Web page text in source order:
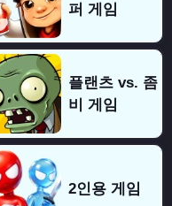
퍼 게임
플랜츠 vs. 좀
비 게임
2인용 게임